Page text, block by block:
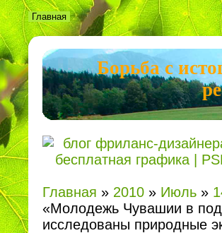
Борьба с
Главная
Главная » 2010 » Июль »
«Молодежь Чувашии в
исследованы природные